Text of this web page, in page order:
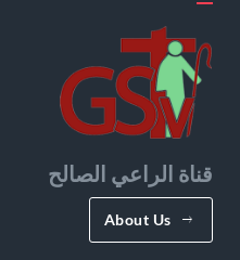
قناة الراعي الصالح
About Us